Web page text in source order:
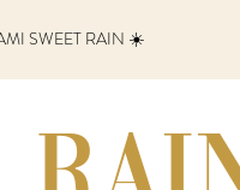
SWEET RAIN ☀️